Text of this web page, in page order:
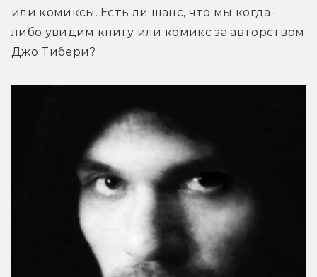
или комиксы. Есть ли шанс, что мы когда-
либо увидим книгу или комикс за авторством
Джо Тибери?